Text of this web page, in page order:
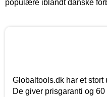
populære iblandt danske
Globaltools.dk har et
De giver prisgaranti og